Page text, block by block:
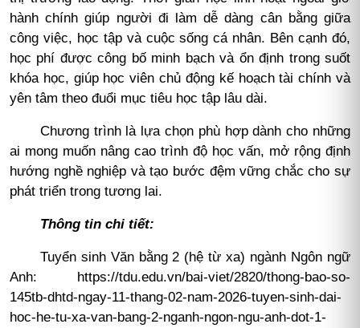
hành chính giúp người đi làm dễ dàng cân bằng giữa
công việc, học tập và cuộc sống cá nhân. Bên cạnh đó,
học phí được công bố minh bạch và ổn định trong suốt
khóa học, giúp học viên chủ động kế hoạch tài chính và
yên tâm theo đuổi mục tiêu học tập lâu dài.
Chương trình là lựa chọn phù hợp dành cho những
ai mong muốn nâng cao trình độ học vấn, mở rộng định
hướng nghề nghiệp và tạo bước đệm vững chắc cho sự
phát triển trong tương lai.
Thông tin chi tiết:
Tuyển sinh Văn bằng 2 (hệ từ xa) ngành Ngôn ngữ
Anh: https://tdu.edu.vn/bai-viet/2820/thong-bao-so-
145tb-dhtd-ngay-11-thang-02-nam-2026-tuyen-sinh-dai-
hoc-he-tu-xa-van-bang-2-nganh-ngon-ngu-anh-dot-1-